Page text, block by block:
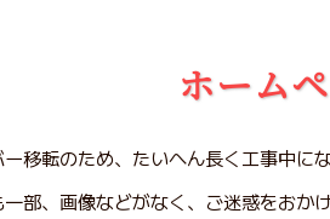
ホーム
移転のため、たいへん長く工事中に
部、画像などがなく、ご迷惑をおか